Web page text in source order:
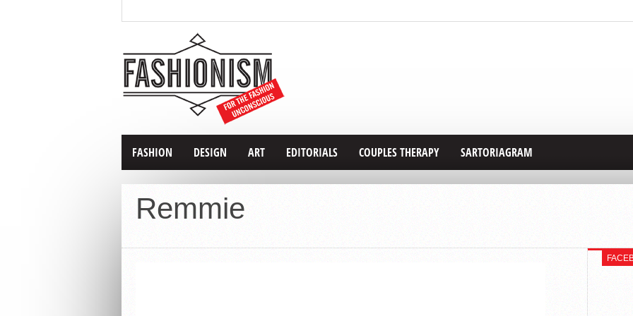
FASHION DESIGN ART EDITORIALS COUPLES THERAPY SARTORIAGRAM
Remmie